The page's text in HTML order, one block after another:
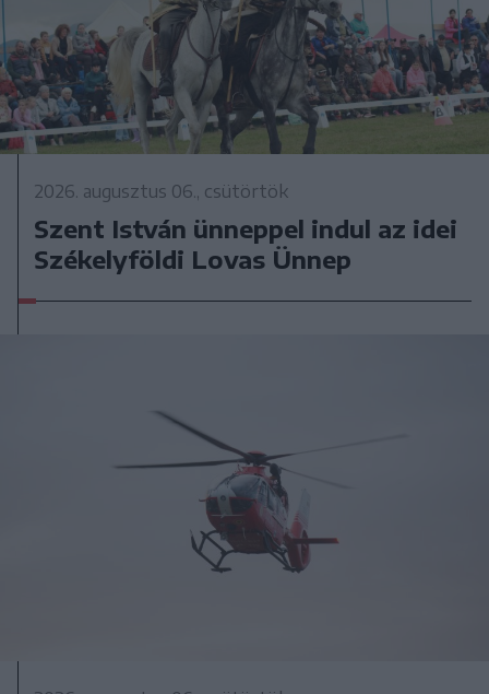
2026. augusztus 06., csütörtök
Szent István ünneppel indul az idei
Székelyföldi Lovas Ünnep